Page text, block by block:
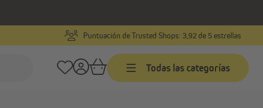
Puntuación de Trusted Shops: 3,92 de 5 estrellas
Todas las categorías